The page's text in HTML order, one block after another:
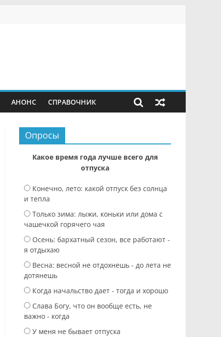
АНОНС СПРАВОЧНИК
Опросы
Какое время года лучше всего для
отпуска
Конечно, лето: какой отпуск без солнца
и тепла
Только зима: лыжи, коньки или дома с
чашечкой горячего чая
Осень: бархатный сезон, все работают -
я отдыхаю
Весна: весной не отдохнешь - до лета не
дотянешь
Когда начальство дает - тогда и хорошо
Слава Богу, что он вообще есть, не
важно - когда
У меня не бывает отпуска